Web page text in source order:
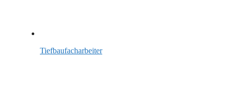
Tiefbaufacharbeiter